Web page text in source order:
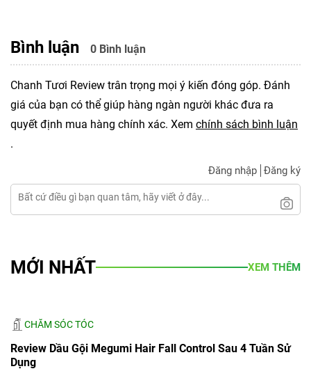
Bình luận 0 Bình luận
Chanh Tươi Review trân trọng mọi ý kiến đóng góp. Đánh
giá của bạn có thể giúp hàng ngàn người khác đưa ra
quyết định mua hàng chính xác. Xem chính sách bình luận
.
Đăng nhập Đăng ký
MỚI NHẤT XEM THÊM
CHĂM SÓC TÓC
Review Dầu Gội Megumi Hair Fall Control Sau 4 Tuần Sử
Dụng